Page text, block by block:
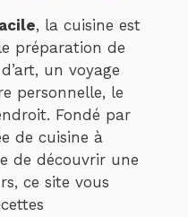
, la cuisine est
préparation de
un voyage
personnelle, le
Fondé par
de cuisine à
de découvrir une
ce site vous